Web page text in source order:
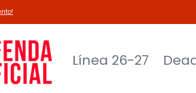
Deadpool-Necaxa
Línea 26-27